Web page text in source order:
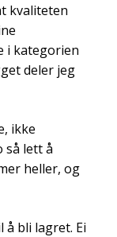
kvaliteten
i kategorien
deler jeg
ikke
så lett å
heller, og
bli lagret. Ei